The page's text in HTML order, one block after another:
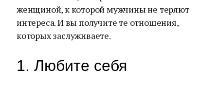
женщиной, к которой мужчины не теряют
интереса. И вы получите те отношения,
которых заслуживаете.
1. Любите себя